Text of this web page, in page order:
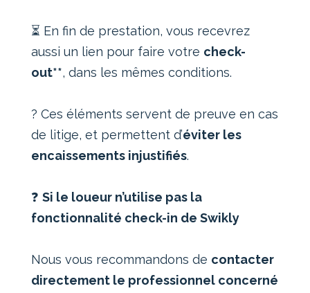
⏳ En fin de prestation, vous recevrez
aussi un lien pour faire votre check-
out**, dans les mêmes conditions.
? Ces éléments servent de preuve en cas
de litige, et permettent d’éviter les
encaissements injustifiés.
❓ Si le loueur n’utilise pas la
fonctionnalité check-in de Swikly
Nous vous recommandons de contacter
directement le professionnel concerné